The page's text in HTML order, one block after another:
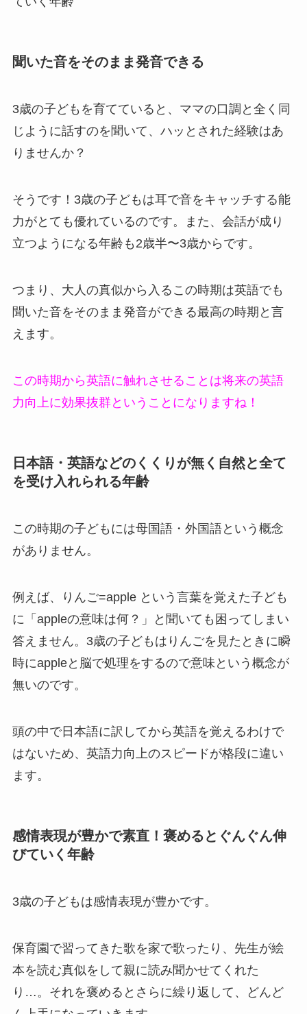
聞いた音をそのまま発音できる
3歳の子どもを育てていると、ママの口調と全く同
じように話すのを聞いて、ハッとされた経験はあ
りませんか？
そうです！ 3歳の子どもは耳で音をキャッチする能
力がとても優れているのです。また、会話が成り
立つようになる年齢も2歳半〜3歳からです。
つまり、大人の真似から入るこの時期は英語でも
聞いた音をそのまま発音ができる最高の時期と言
えます。
この時期から英語に触れさせることは将来の英語
力向上に効果抜群ということになりますね！
日本語・英語などのくくりが無く自然と全て
を受け入れられる年齢
この時期の子どもには母国語・外国語という概念
がありません。
例えば、りんご=apple という言葉を覚えた子ども
に「appleの意味は何？」と聞いても困ってしまい
答えません。3歳の子どもは りんごを見たときに瞬
時にappleと脳で処理をするので意味という概念が
無いのです。
頭の中で日本語に訳してから英語を覚えるわけで
はないため、英語力向上のスピードが格段に違い
ます。
感情表現が豊かで素直！褒めるとぐんぐん伸
びていく年齢
3歳の子どもは感情表現が豊かです。
保育園で習ってきた歌を家で歌ったり、先生が絵
本を読む真似をして親に読み聞かせてくれた
り…。それを褒めるとさらに繰り返して、どんど